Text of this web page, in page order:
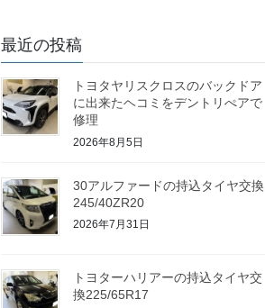
最近の投稿
トヨタヤリスクロスのバックドア
に出来たヘコミをデントリぺアで
修理
2026年8月5日
30アルファードの持込タイヤ交換
245/40ZR20
2026年7月31日
トヨターハリアーの持込タイヤ交
換225/65R17